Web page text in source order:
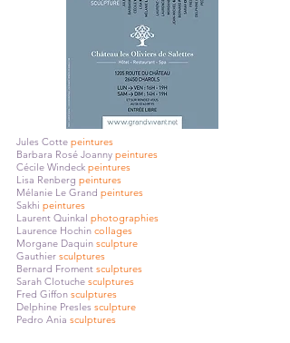
Jules Cotte peintures
Barbara Rosé Joanny peintures
Cécile Windeck peintures
Lisa Renberg peintures
Mélanie Le Grand peintures
Sakhi peintures
Laurent Quinkal photographies
Laurence Hochin collages
Morgane Daquin sculpture
Gauthier sculptures
Bernard Froment sculptures
Sarah Clotuche sculptures
Fred Giffon sculptures
Delphine Presles sculpture
Pedro Ania sculptures